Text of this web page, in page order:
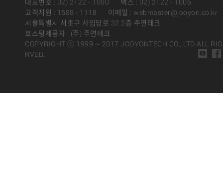
고객지원 : 1588 - 1118
이메일 : webmaster@jooyon.co.kr
서울특별시 서초구 사임당로 32 2층 주연테크
호스팅제공자 : (주) 주연테크
COPYRIGHT ⓒ 1999 ~ 2017 JOOYONTECH CO., LTD ALL
RVED.